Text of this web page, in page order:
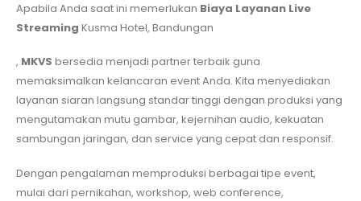
Apabila Anda saat ini memerlukan Biaya Layanan Live
Streaming Kusma Hotel, Bandungan
, MKVS bersedia menjadi partner terbaik guna
memaksimalkan kelancaran event Anda. Kita menyediakan
layanan siaran langsung standar tinggi dengan produksi yang
mengutamakan mutu gambar, kejernihan audio, kekuatan
sambungan jaringan, dan service yang cepat dan responsif.
Dengan pengalaman memproduksi berbagai tipe event,
mulai dari pernikahan, workshop, web conference,